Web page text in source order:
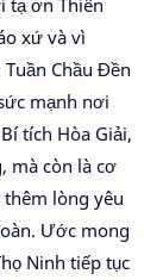
tạ ơn Thiên
xứ và vì
Chầu Đền
mạnh nơi
tích Hòa Giải,
mà còn là cơ
lòng yêu
Ước mong
Ninh tiếp tục